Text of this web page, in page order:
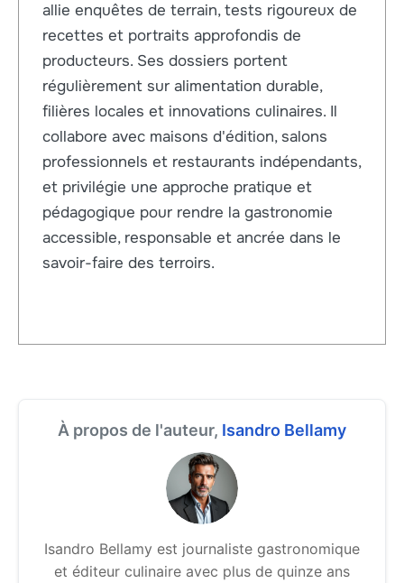
allie enquêtes de terrain, tests rigoureux de
recettes et portraits approfondis de
producteurs. Ses dossiers portent
régulièrement sur alimentation durable,
filières locales et innovations culinaires. Il
collabore avec maisons d'édition, salons
professionnels et restaurants indépendants,
et privilégie une approche pratique et
pédagogique pour rendre la gastronomie
accessible, responsable et ancrée dans le
savoir-faire des terroirs.
À propos de l'auteur, Isandro Bellamy
Isandro Bellamy est journaliste gastronomique
et éditeur culinaire avec plus de quinze ans